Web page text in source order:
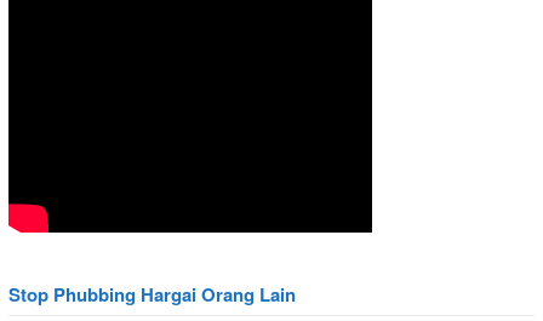
Stop Phubbing Hargai Orang Lain